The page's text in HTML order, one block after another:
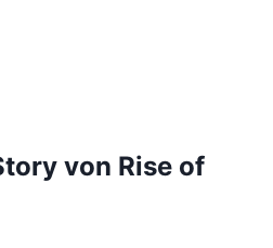
von Rise of